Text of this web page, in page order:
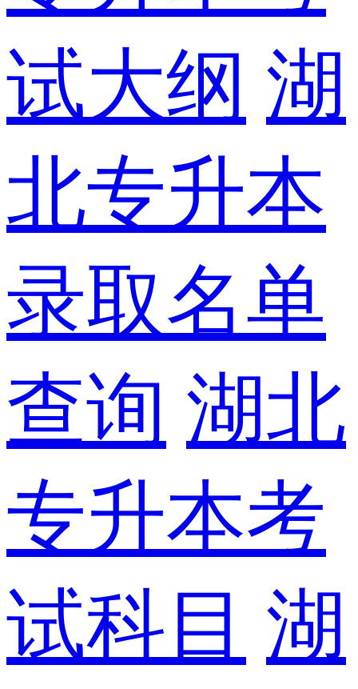
试大纲 湖
北专升本
录取名单
查询 湖北
专升本考
试科目 湖